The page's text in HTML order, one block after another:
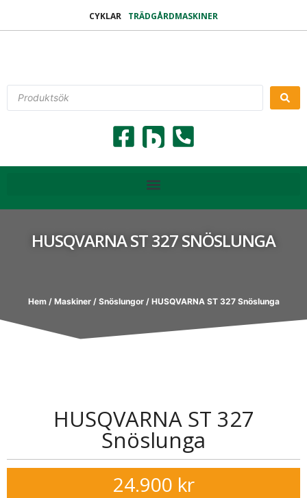
CYKLAR TRÄDGÅRDMASKINER
HUSQVARNA ST 327 SNÖSLUNGA
Hem/ Maskiner/ Snöslungor/ HUSQVARNA ST 327 Snöslunga
HUSQVARNA ST 327
Snöslunga
24.900 kr